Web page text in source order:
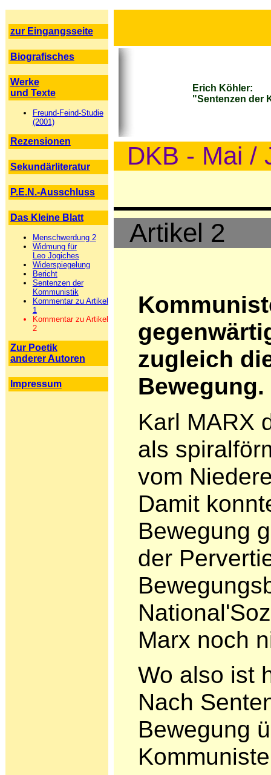
zur Eingangsseite
Biografisches
Werke
und Texte
Freund-Feind-Studie
(2001)
Rezensionen
Sekundärliteratur
P.E.N.-Ausschluss
Das Kleine Blatt
Menschwerdung 2
Widmung für
Leo Jogiches
Widerspiegelung
Bericht
Sentenzen der
Kommunistik
Kommentar zu Artikel
1
Kommentar zu Artikel
2
Zur Poetik
anderer Autoren
Impressum
Erich Köhler:
"Sentenzen der
DKB - Mai /
Artikel 2
zugleich
Bewegung.
Karl MARX
als
vom
Damit
Bewegung
der
Marx noch
Wo also ist
Nach
Bewegung